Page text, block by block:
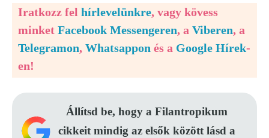
Iratkozz fel hírlevelünkre, vagy kövess
minket Facebook Messengeren, a Viberen, a
Telegramon, Whatsappon és a Google Hírek-
en!
Állítsd be, hogy a Filantropikum
cikkeit mindig az elsők között lásd a